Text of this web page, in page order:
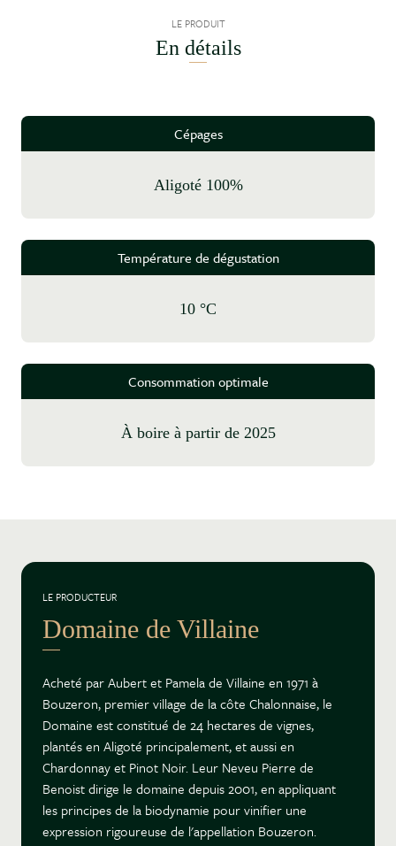
LE PRODUIT
En détails
Cépages
Aligoté 100%
Température de dégustation
10 °C
Consommation optimale
à boire à partir de 2025
LE PRODUCTEUR
Domaine de Villaine
Acheté par Aubert et Pamela de Villaine en 1971 à
Bouzeron, premier village de la côte Chalonnaise, le
Domaine est constitué de 24 hectares de vignes,
plantés en Aligoté principalement, et aussi en
Chardonnay et Pinot Noir. Leur Neveu Pierre de
Benoist dirige le domaine depuis 2001, en appliquant
les principes de la biodynamie pour vinifier une
expression rigoureuse de l'appellation Bouzeron.